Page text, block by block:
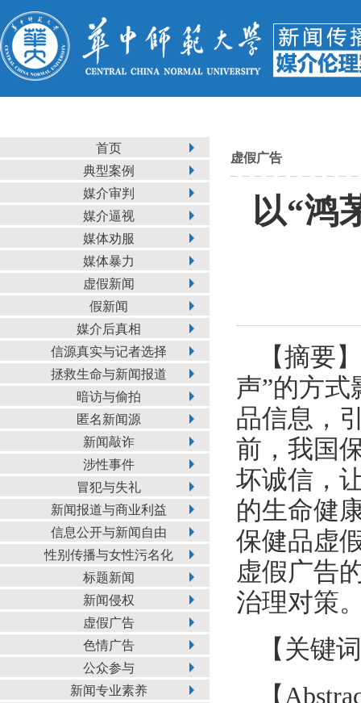
首页
典型案例
媒介审判
媒介逼视
媒体劝服
媒体暴力
虚假新闻
假新闻
媒介后真相
信源真实与记者选择
拯救生命与新闻报道
暗访与偷拍
匿名新闻源
新闻敲诈
涉性事件
冒犯与失礼
新闻报道与商业利益
信息公开与新闻自由
性别传播与女性污名化
标题新闻
新闻侵权
虚假广告
色情广告
公众参与
新闻专业素养
虚假广告
以“鸿
【摘要
声”的方
品信息，
前，我国
坏诚信，
的生命健
保健品虚
虚假广告
治理对策
【关键
【